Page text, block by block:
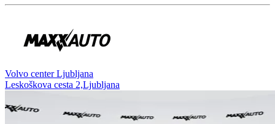
Volvo center Ljubljana
Leskoškova cesta 2,Ljubljana